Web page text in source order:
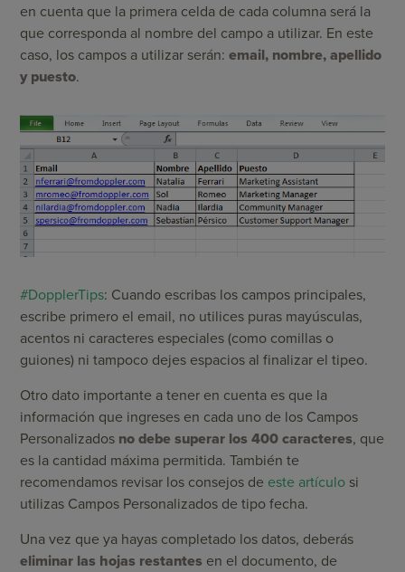
en cuenta que la primera celda de cada columna será la
que corresponda al nombre del campo a utilizar. En este
caso, los campos a utilizar serán:email, nombre, apellido
y puesto.
#DopplerTips: Cuando escribas los campos principales,
escribe primero el email, no utilices puras mayúsculas,
acentos ni caracteres especiales (como comillas o
guiones) ni tampoco dejes espacios al finalizar el tipeo.
Otro dato importante a tener en cuenta es que la
información que ingreses en cada uno de los Campos
Personalizados no debe superar los 400 caracteres, que
es la cantidad máxima permitida. También te
recomendamos revisar los consejos de este artículo si
utilizas Campos Personalizados de tipo fecha.
Una vez que ya hayas completado los datos, deberás
eliminar las hojas restantes en el documento, de